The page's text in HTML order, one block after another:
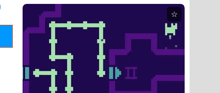
のブラウザゲーム。
マージェストキングダム
王国を再建すべく領土を拡大していく
建国シミュレーションゲーム...
大乱闘スマッシュブラザーズフラ...
任天堂の大乱闘スマッシュブラザーズ
☆